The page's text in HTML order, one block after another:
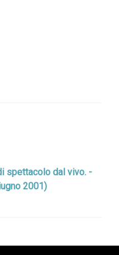
spettacolo dal vivo. -
2001)